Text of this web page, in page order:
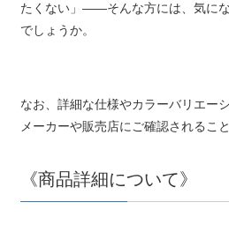
たくない」——そんな方には、気に
でしょうか。
なお、詳細な仕様やカラーバリエー
メーカーや販売店にご確認されるこ
《商品詳細について》